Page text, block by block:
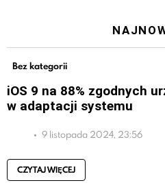
Bez kategorii
iOS 9 na 88% zgodnych
w adaptacji systemu
9 listopada 2024, 23:56
CZYTAJ WIĘCEJ